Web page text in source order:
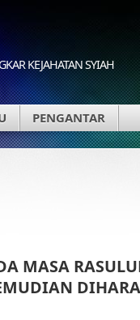
KEJAHATAN SYIAH
PENGANTAR
MASA